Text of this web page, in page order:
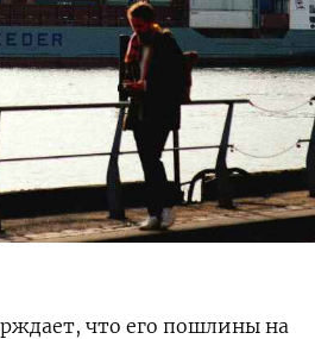
что его пошлины на